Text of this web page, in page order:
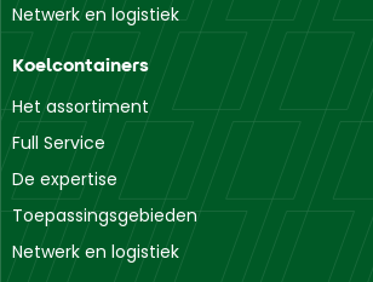
Netwerk en logistiek
Koelcontainers
Het assortiment
Full Service
De expertise
Toepassingsgebieden
Netwerk en logistiek